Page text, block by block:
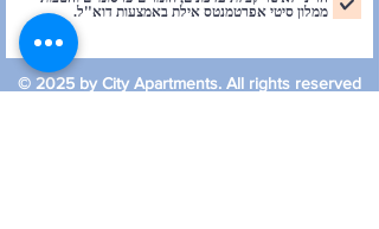
ממלון סיטי אפרטמנטס אילת באמצעות דוא"ל.
© 2025 by City Apartments. All rights reserved